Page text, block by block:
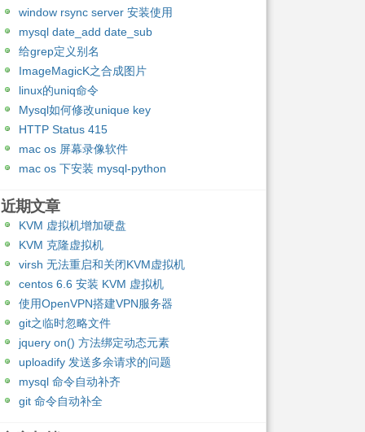
window rsync server 安装使用
mysql date_add date_sub
给grep定义别名
ImageMagicK之合成图片
linux的uniq命令
Mysql如何修改unique key
HTTP Status 415
mac os 屏幕录像软件
mac os 下安装 mysql-python
近期文章
KVM 虚拟机增加硬盘
KVM 克隆虚拟机
virsh 无法重启和关闭KVM虚拟机
centos 6.6 安装 KVM 虚拟机
使用OpenVPN搭建VPN服务器
git之临时忽略文件
jquery on() 方法绑定动态元素
uploadify 发送多余请求的问题
mysql 命令自动补齐
git 命令自动补全